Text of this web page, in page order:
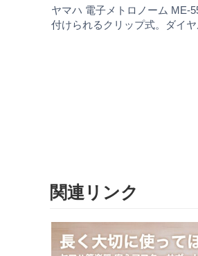
ヤマハ 電子メトロノーム ME-
付けられるクリップ式。ダイ
関連リンク